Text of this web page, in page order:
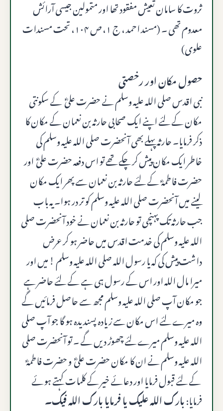
ثروت کا سامان تعیش مفقود تھا اور متمولین جیسی آرائش
معدوم تھی ۔ (مسند احمد ، ج ۱، ص ۱۰۴، تحت مسندات
علوی)
حصول مکان اور رخصتی
نبی اقدس صلى الله عليه وسلم نے حضرت علیؓ کے سکونتی
مکان کے لئے اپنے ایک صحابی حارثہ بن نعمان کے مکان کا
ذکر فرمایا۔ حارثہ پہلے بھی آنحضرت صلى الله عليه وسلم کی
خاطر ایک مکان پیش کر چکے تھے تو اس دفعہ حضرت علیؓ اور
حضرت فاطمہؓ کے لئے حارثہ بن نعمان سے پھر ایک مکان
لینے میں آنحضرت صلى الله عليه وسلم کو تر در ہوا۔ یہ باب
جب حارثہ تک پہنچی تو حارثہ بن نعمان نے خود آنحضرت صلى
الله عليه وسلم کی خدمت اقدس میں حاضر ہو کر عرض
داشت پیش کی کہ یا رسول اللہ صلى الله عليه وسلم ! میں اور
میرا مال اللہ اور اس کے رسول ہی ہے کے لئے حاضر ہے
جو مکان آپ صلى الله عليه وسلم مجھ سے حاصل فرمائیں گے
وہ میرے لئے اس مکان سے زیادہ پسندیدہ ہو گا جو آپ صلى
الله عليه وسلم میرے لئے چھوڑ دیں گے ۔ تو آنحضرت صلى
الله عليه وسلم نے ان کا مکان حضرت علیؓ و حضرت فاطمہؓ
کے لئے قبول فرمایا اور دعائے خیر کے کلمات کہتے ہوئے
فرمایا:بارک الله علیک یا فرمایا بارک اللہ فیک۔